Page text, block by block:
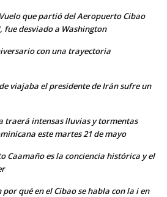
Vuelo que partió del Aeropuerto Cibao
fue desviado a Washington
con una trayectoria
viajaba el presidente de Irán sufre un
traerá intensas lluvias y tormentas
este martes 21 de mayo
Caamaño es la conciencia histórica y el
por qué en el Cibao se habla con la i en